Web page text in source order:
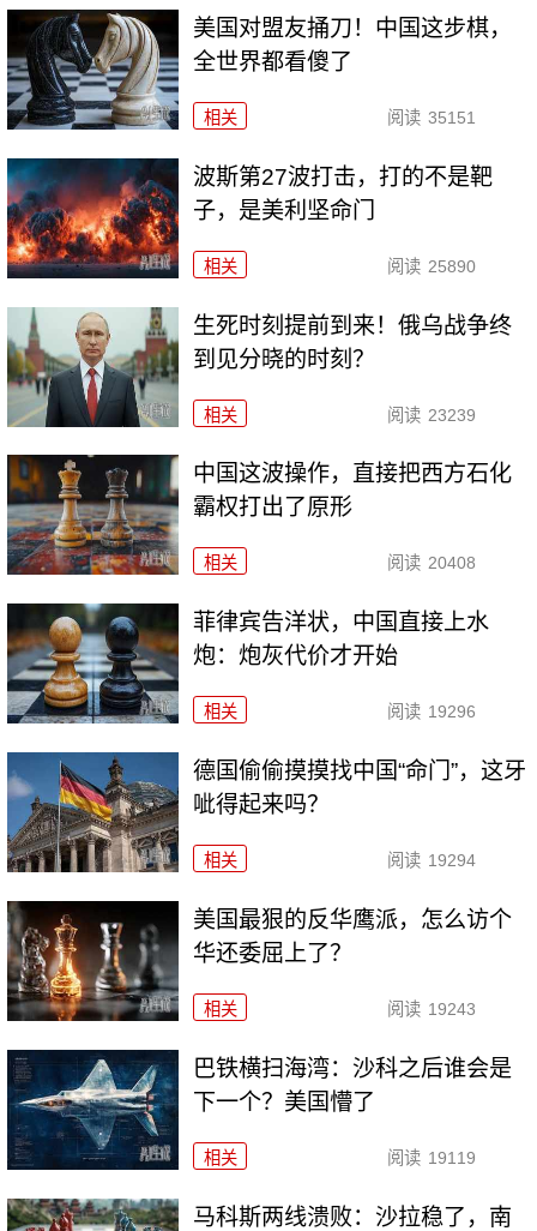
美国对盟友捅刀！中国这步棋，
全世界都看傻了
相关 阅读 35151
波斯第27波打击，打的不是靶
子，是美利坚命门
相关 阅读 25890
生死时刻提前到来！俄乌战争终
到见分晓的时刻？
相关 阅读 23239
中国这波操作，直接把西方石化
霸权打出了原形
相关 阅读 20408
菲律宾告洋状，中国直接上水
炮：炮灰代价才开始
相关 阅读 19296
德国偷偷摸摸找中国“命门”，这牙
呲得起来吗？
相关 阅读 19294
美国最狠的反华鹰派，怎么访个
华还委屈上了？
相关 阅读 19243
巴铁横扫海湾：沙科之后谁会是
下一个？美国懵了
相关 阅读 19119
马科斯两线溃败：沙拉稳了，南